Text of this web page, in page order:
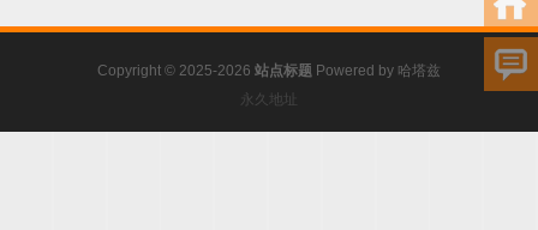
Copyright © 2025-2026 站点标题 Powered by 哈塔兹
永久地址